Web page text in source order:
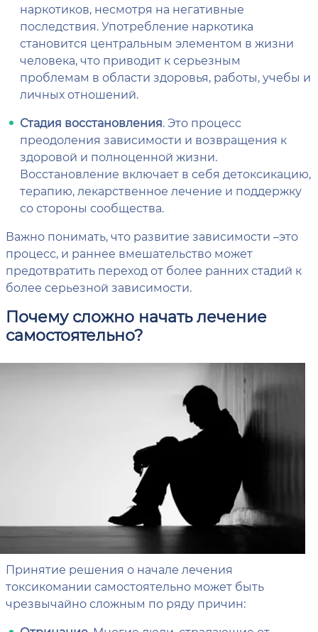
наркотиков, несмотря на негативные
последствия. Употребление наркотика
становится центральным элементом в жизни
человека, что приводит к серьезным
проблемам в области здоровья, работы, учебы и
личных отношений.
Стадия восстановления. Это процесс
преодоления зависимости и возвращения к
здоровой и полноценной жизни.
Восстановление включает в себя детоксикацию,
терапию, лекарственное лечение и поддержку
со стороны сообщества.
Важно понимать, что развитие зависимости –это
процесс, и раннее вмешательство может
предотвратить переход от более ранних стадий к
более серьезной зависимости.
Почему сложно начать лечение
самостоятельно?
Принятие решения о начале лечения
токсикомании самостоятельно может быть
чрезвычайно сложным по ряду причин: